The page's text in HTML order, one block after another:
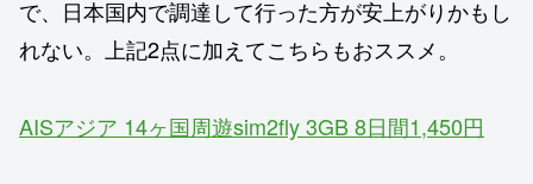
で、日本国内で調達して行った方が安上がりかもし
れない。上記2点に加えてこちらもおススメ。
AISアジア 14ヶ国周遊sim2fly 3GB 8日間1,450円